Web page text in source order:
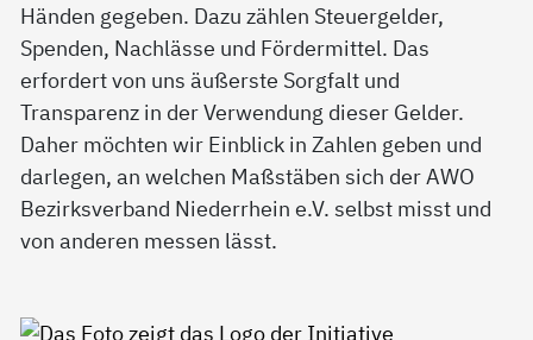
Händen gegeben. Dazu zählen Steuergelder,
Spenden, Nachlässe und Fördermittel. Das
erfordert von uns äußerste Sorgfalt und
Transparenz in der Verwendung dieser Gelder.
Daher möchten wir Einblick in Zahlen geben und
darlegen, an welchen Maßstäben sich der AWO
Bezirksverband Niederrhein e.V. selbst misst und
von anderen messen lässt.